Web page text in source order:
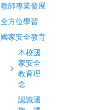
教師專業發展
全方位學習
國家安全教育
本校國
家安全
教育理
念
認識國